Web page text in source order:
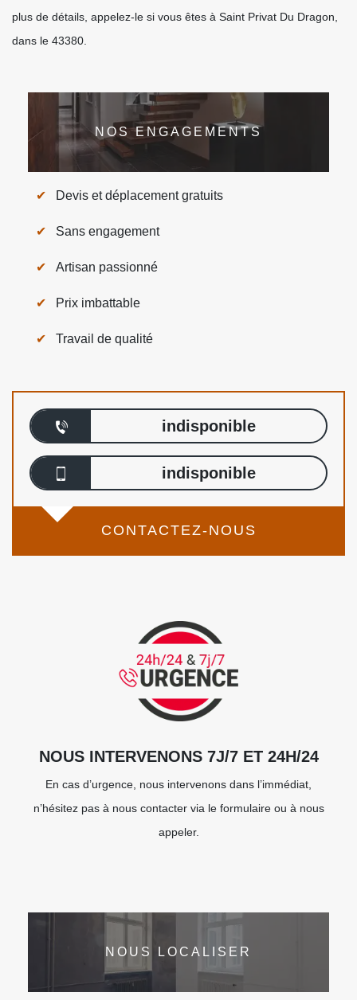
plus de détails, appelez-le si vous êtes à Saint Privat Du Dragon,
dans le 43380.
NOS ENGAGEMENTS
Devis et déplacement gratuits
Sans engagement
Artisan passionné
Prix imbattable
Travail de qualité
indisponible
indisponible
CONTACTEZ-NOUS
NOUS INTERVENONS 7J/7 ET 24H/24
En cas d’urgence, nous intervenons dans l’immédiat,
n’hésitez pas à nous contacter via le formulaire ou à nous
appeler.
NOUS LOCALISER